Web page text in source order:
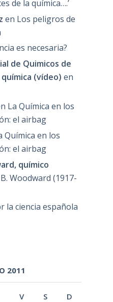
de la química….’
en Los peligros de
es necesaria?
de Quimicos de
(vídeo) en
La Química en los
el airbag
Química en los
el airbag
químico
Woodward (1917-
la ciencia española
2011
V S D